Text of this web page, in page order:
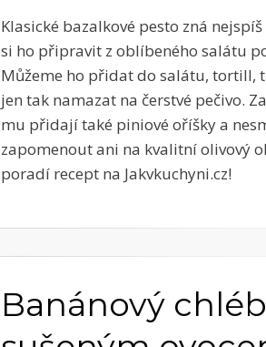
Klasické bazalkové pesto zná
si ho připravit z oblíbeného salátu
Můžeme ho přidat do salátu, tortill,
jen tak namazat na čerstvé pečivo.
mu přidají také piniové oříšky a
zapomenout ani na kvalitní olivový
poradí recept na Jakvkuchyni.cz!
Banánový